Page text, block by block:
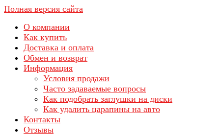
Полная версия сайта
О компании
Как купить
Доставка и оплата
Обмен и возврат
Информация
Условия продажи
Часто задаваемые вопросы
Как подобрать заглушки на диски
Как удалить царапины на авто
Контакты
Отзывы